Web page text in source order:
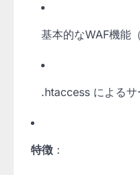
基本的なWAF機能
.htaccess による
特徴 ：